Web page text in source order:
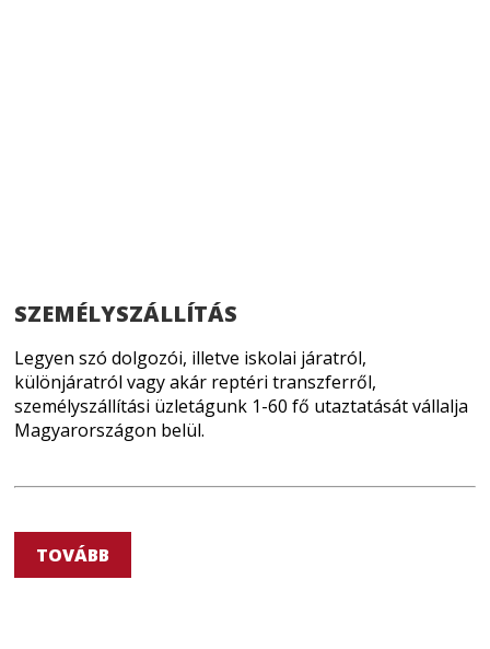
SZEMÉLYSZÁLLÍTÁS
Legyen szó dolgozói, illetve iskolai járatról,
különjáratról vagy akár reptéri transzferről,
személyszállítási üzletágunk 1-60 fő utaztatását vállalja
Magyarországon belül.
TOVÁBB